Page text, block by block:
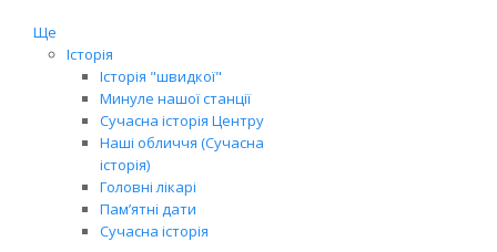
Ще
Історія
Історія "швидкої"
Минуле нашої станції
Сучасна історія Центру
Наші обличчя (Сучасна
історія)
Головні лікарі
Пам’ятні дати
Сучасна історія